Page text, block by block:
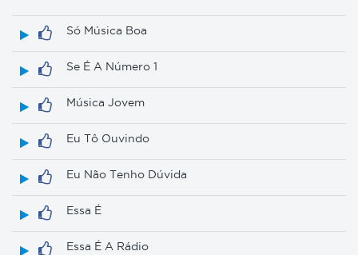
Só Música Boa
Se É A Número 1
Música Jovem
Eu Tô Ouvindo
Eu Não Tenho Dúvida
Essa É
Essa É A Rádio